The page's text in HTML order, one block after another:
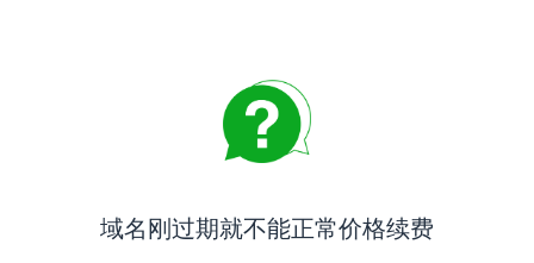
域名刚过期就不能正常价格续费